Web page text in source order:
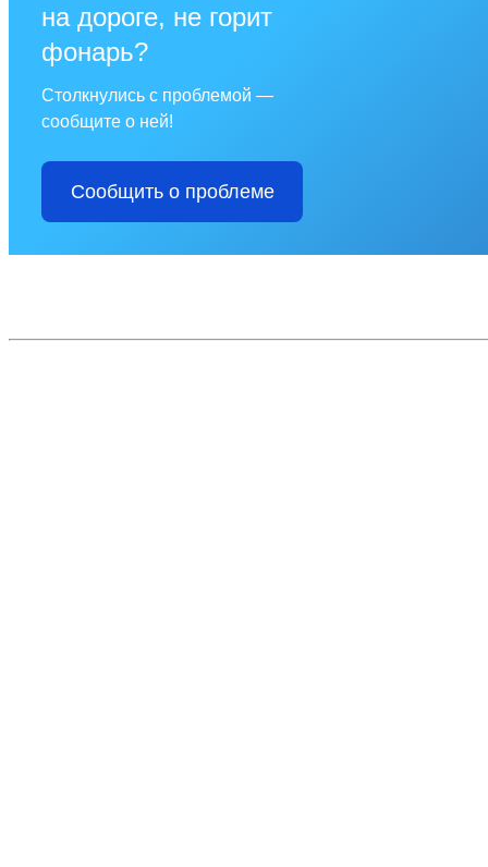
на дороге, не горит
фонарь?
Столкнулись с проблемой —
сообщите о ней!
Сообщить о проблеме